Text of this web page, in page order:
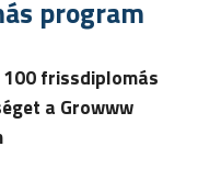
program
100 frissdiplomás
a Growww